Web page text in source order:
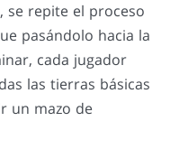
se repite el proceso
pasándolo hacia la
cada jugador
las tierras básicas
un mazo de